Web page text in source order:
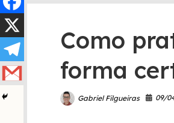
Como
forma
Gabriel Filgueiras 09/